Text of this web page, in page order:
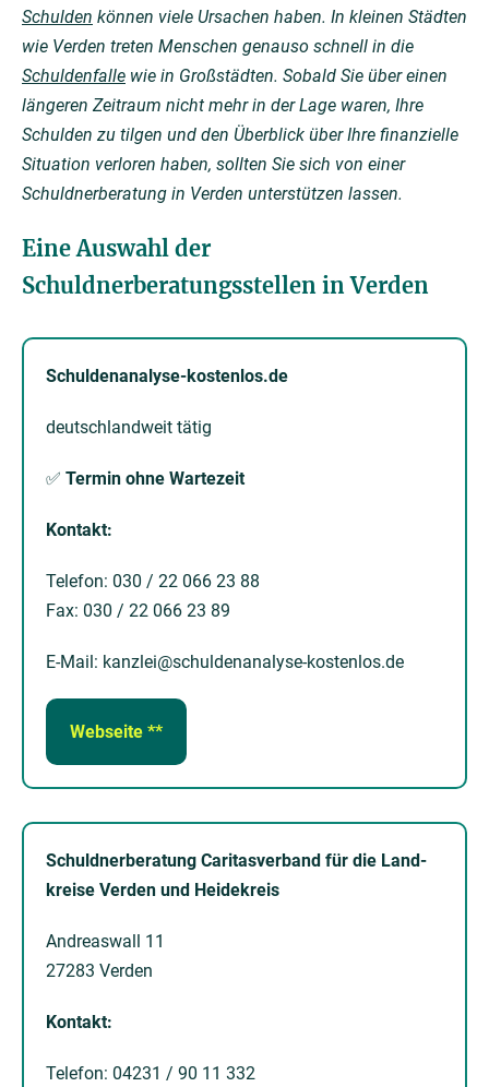
Schulden können viele Ursachen haben. In kleinen Städten
wie Verden treten Menschen genauso schnell in die
Schuldenfalle wie in Großstädten. Sobald Sie über einen
längeren Zeitraum nicht mehr in der Lage waren, Ihre
Schulden zu tilgen und den Überblick über Ihre finanzielle
Situation verloren haben, sollten Sie sich von einer
Schuldnerberatung in Verden unterstützen lassen.
Eine Auswahl der
Schuldnerberatungsstellen in Verden
Schuldenanalyse-kostenlos.de
deutschlandweit tätig
✅ Termin ohne Wartezeit
Kontakt:
Telefon: 030 / 22 066 23 88
Fax: 030 / 22 066 23 89
E-Mail: kanzlei@schuldenanalyse-kostenlos.de
Webseite **
Schuld­ner­be­ra­tung Caritas­verband für die Land­
kreise Ver­den und Heide­kreis
Andreas­wall 11
27283 Verden
Kontakt:
Telefon: 04231 / 90 11 332